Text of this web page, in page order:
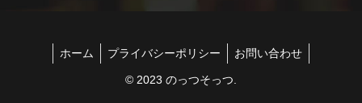
ホーム プライバシーポリシー お問い合わせ
© 2023 のっつそっつ.